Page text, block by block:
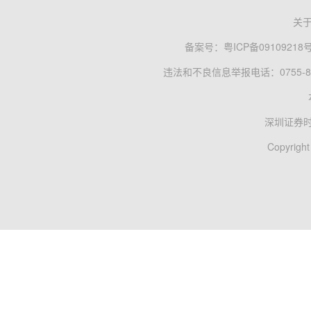
关
备案号： 粤ICP备09109218
违法和不良信息举报电话：0755-
深圳证券